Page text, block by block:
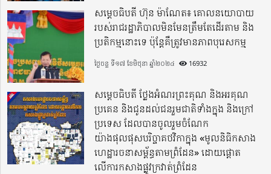
សម្តេចធិបតី ហ៊ុន ម៉ាណែត៖ គោលនយោបាយ
របស់រាជរដ្ឋាភិបាលមិនមែនត្រឹមតែដើរតាម និង
ប្រតិកម្មនោះទេ ប៉ុន្តែគឺត្រូវមានភាពបុរេសកម្ម
ថ្ងៃចន្ទ ទី១៧ ខែមិថុនា ឆ្នាំ២០២៤ 16932
សម្តេចធិបតី ថ្លែងអំណរព្រះគុណ និងអរគុណ
ប្រគេន និងជូនដល់ជនរួមជាតិទាំងក្នុង​ និងក្រៅ
ប្រទេស​ ដែលបានចូលរួមចំណែក
យ៉ាងផុលផុសបរិច្ចាគថវិកាក្នុង «មូលនិធិកសាង
ហេដ្ឋារចនាសម្ព័ន្ធតាមព្រំដែន» ដោយផ្ដោត
លើការកសាងផ្លូវក្រវាត់ព្រំដែន